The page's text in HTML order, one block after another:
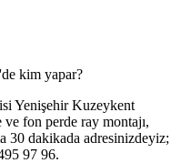
kim yapar?
Yenişehir Kuzeykent
fon perde ray montajı,
30 dakikada adresinizdeyiz;
97 96.